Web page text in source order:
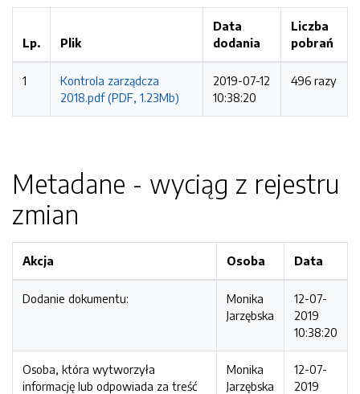
Lp. Plik
Data
dodania
Liczba
pobrań
1
Kontrola zarządcza
2018.pdf (PDF, 1.23Mb)
2019-07-12
10:38:20
496 razy
Metadane - wyciąg z rejestru
zmian
Akcja Osoba Data
Dodanie dokumentu:
Monika
Jarzębska
12-07-
2019
10:38:20
Osoba, która wytworzyła
informację lub odpowiada za treść
Monika
Jarzębska
12-07-
2019